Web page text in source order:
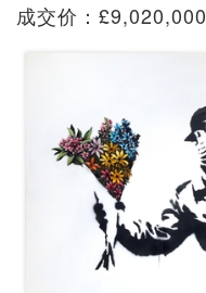
成交价：£9,020,000